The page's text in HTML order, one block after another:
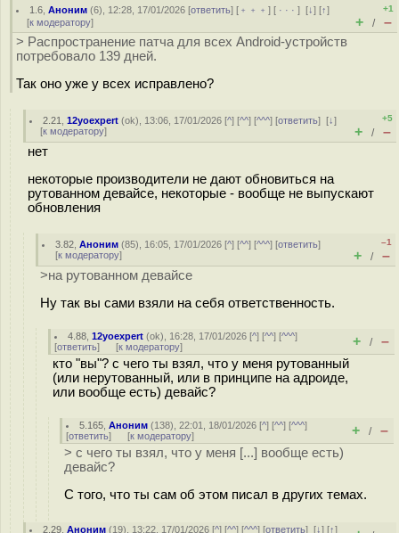
1.6 ,Аноним (6), 12:28, 17/01/2026 [ответить] [ ﹢﹢﹢] [ · · ·][↓] [↑]
[к модератору]
+1
+ / –
> Распространение патча для всех Android-устройств
потребовало 139 дней.
Так оно уже у всех исправлено?
2.21 ,12yoexpert (ok), 13:06, 17/01/2026 [^] [^^] [^^^] [ответить][↓]
[к модератору]
+5
+ / –
нет
некоторые производители не дают обновиться на
рутованном девайсе, некоторые - вообще не выпускают
обновления
3.82 ,Аноним (85), 16:05, 17/01/2026 [^] [^^] [^^^] [ответить]
[к модератору]
–1
+ / –
>на рутованном девайсе
Ну так вы сами взяли на себя ответственность.
4.88 ,12yoexpert (ok), 16:28, 17/01/2026 [^] [^^] [^^^]
[ответить] [к модератору] + / –
кто "вы"? с чего ты взял, что у меня рутованный
(или нерутованный, или в принципе на адроиде,
или вообще есть) девайс?
5.165 ,Аноним (138), 22:01, 18/01/2026 [^] [^^] [^^^]
[ответить] [к модератору] + / –
> с чего ты взял, что у меня [...] вообще есть)
девайс?
С того, что ты сам об этом писал в других темах.
2.29 ,Аноним (19), 13:22, 17/01/2026 [^] [^^] [^^^] [ответить][↓] [↑]